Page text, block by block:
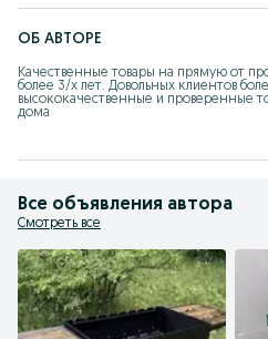
ОБ АВТОРЕ
Качественные товары на прямую от
более 3/х лет. Довольных клиентов
высококачественные и проверенные
дома
Все объявления автора
Смотреть все